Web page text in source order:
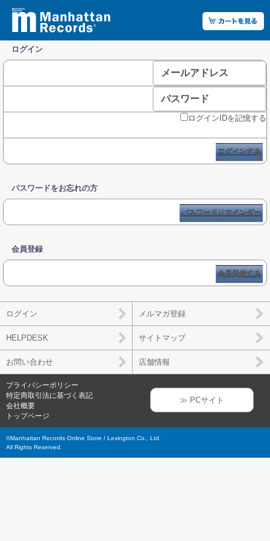
ログイン
メールアドレス
パスワード
ログインIDを記憶する
ログインする
パスワードをお忘れの方
パスワードリマインダー
会員登録
会員登録する
ログイン メルマガ登録
HELPDESK サイトマップ
お問い合わせ 店舗情報
プライバシーポリシー
特定商取引法に基づく表記
会社概要
トップページ
≫ PCサイト
©Manhattan Records Online Store / Lexington Co., Ltd.
All Rights Reserved.